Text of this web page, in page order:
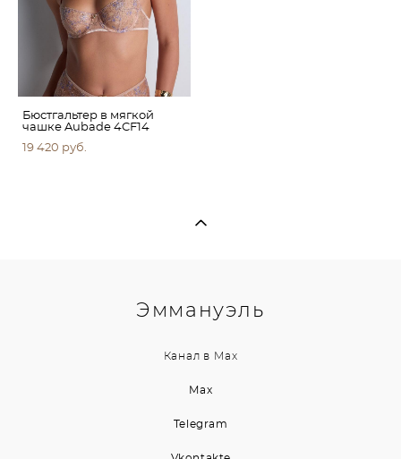
Бюстгальтер в мягкой
чашке Aubade 4CF14
19 420 pуб.
Эммануэль
Канал в Max
Max
Telegram